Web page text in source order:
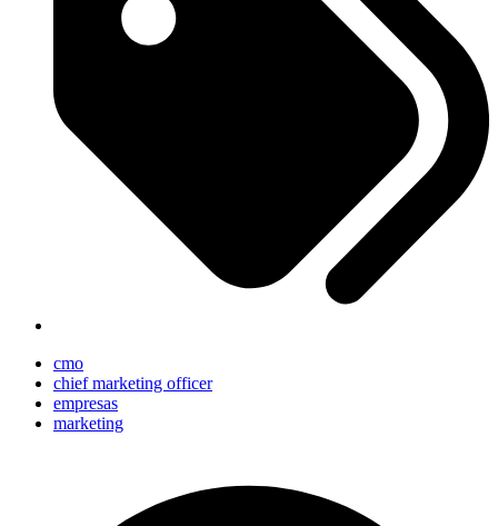
cmo
chief marketing officer
empresas
marketing